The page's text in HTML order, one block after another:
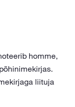
homme,
liituja